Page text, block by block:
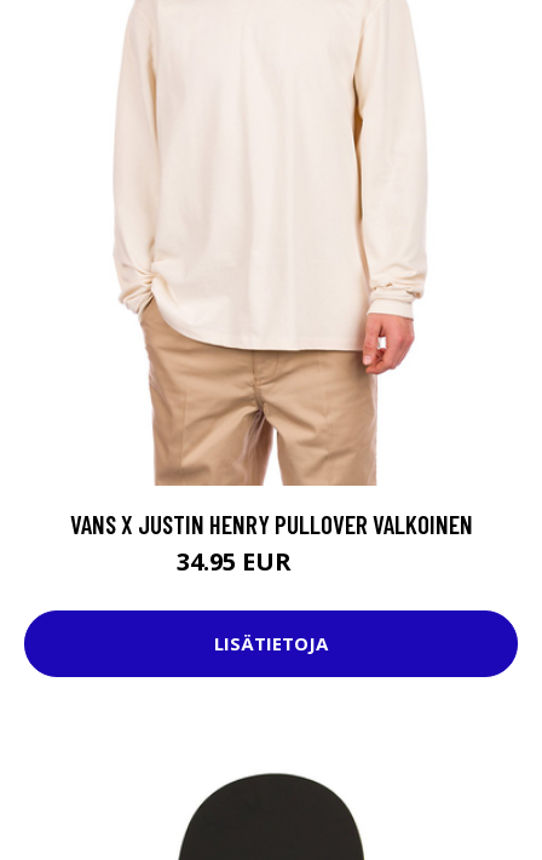
VANS X JUSTIN HENRY PULLOVER VALKOINEN
34.95 EUR
LISÄTIETOJA